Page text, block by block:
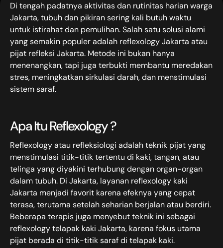
Di tengah padatnya aktivitas dan rutinitas harian warga
Jakarta, tubuh dan pikiran sering kali butuh waktu
untuk istirahat dan pemulihan. Salah satu solusi alami
yang semakin populer adalah reflexology Jakarta atau
pijat refleksi Jakarta. Metode ini bukan hanya
menenangkan, tapi juga terbukti membantu meredakan
stres, meningkatkan sirkulasi darah, dan menstimulasi
sistem saraf.
Apa Itu Reflexology ?
Reflexology atau refleksiologi adalah teknik pijat yang
menstimulasi titik-titik tertentu di kaki, tangan, atau
telinga yang diyakini terhubung dengan organ-organ
dalam tubuh. Di Jakarta, layanan reflexology kaki
Jakarta menjadi favorit karena efeknya yang cepat
terasa, terutama setelah seharian berjalan atau berdiri.
Beberapa terapis juga menyebut teknik ini sebagai
reflexology telapak kaki Jakarta, karena fokus utama
pijat berada di titik-titik saraf di telapak kaki.